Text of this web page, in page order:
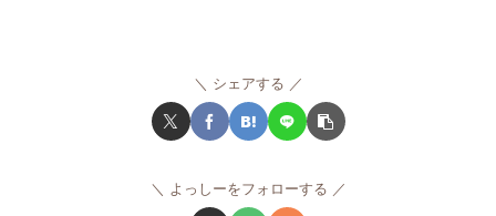
シェアする
よっしーをフォローする